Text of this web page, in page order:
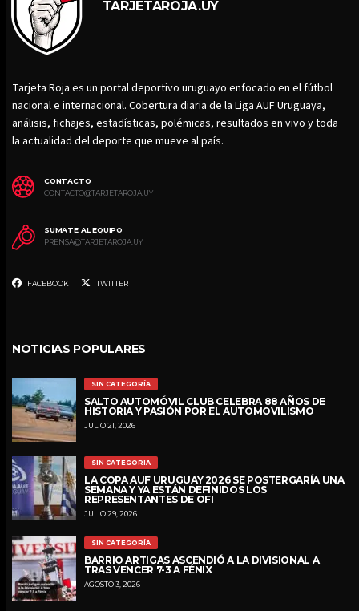
TARJETAROJA.UY
Tarjeta Roja es un portal deportivo uruguayo enfocado en el fútbol
nacional e internacional. Cobertura diaria de la Liga AUF Uruguaya,
análisis, fichajes, estadísticas, polémicas, resultados en vivo y toda
la actualidad del deporte que mueve al país.
CONTACTO
CONTACTO@TARJETAROJA.UY
SUMATE AL EQUIPO
PRENSA@TARJETAROJA.UY
FACEBOOK TWITTER
NOTICIAS POPULARES
SIN CATEGORÍA
SALTO AUTOMÓVIL CLUB CELEBRA 88 AÑOS DE
HISTORIA Y PASIÓN POR EL AUTOMOVILISMO
JULIO 21, 2026
SIN CATEGORÍA
LA COPA AUF URUGUAY 2026 SE POSTERGARÍA UNA
SEMANA Y YA ESTÁN DEFINIDOS LOS
REPRESENTANTES DE OFI
JULIO 29, 2026
SIN CATEGORÍA
BARRIO ARTIGAS ASCENDIÓ A LA DIVISIONAL A
TRAS VENCER 7-3 A FÉNIX
AGOSTO 3, 2026